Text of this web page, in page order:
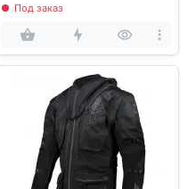
Под заказ